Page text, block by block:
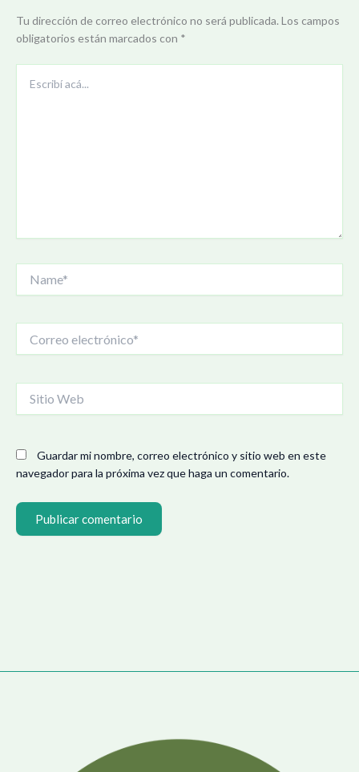
Tu dirección de correo electrónico no será publicada. Los campos
obligatorios están marcados con *
acá...
electrónico*
Web
Guardar mi nombre, correo electrónico y sitio web en este
navegador para la próxima vez que haga un comentario.